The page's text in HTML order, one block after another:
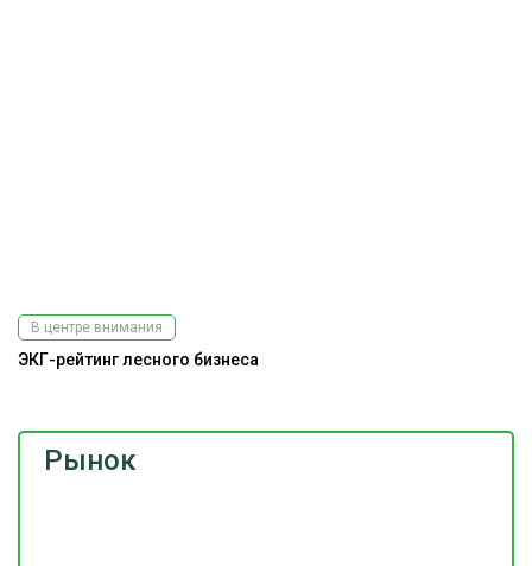
Рынок
В центре внимания
ЭКГ-рейтинг лесного бизнеса